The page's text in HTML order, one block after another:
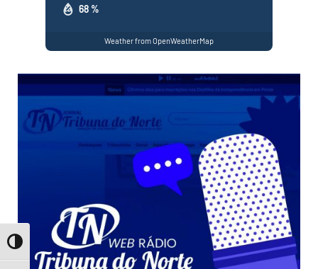
Toggle High Contrast
68 %
Weather from OpenWeatherMap